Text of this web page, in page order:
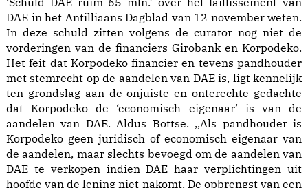
DAE in het Antilliaans Dagblad van 12 november weten.
In deze schuld zitten volgens de curator nog niet de
vorderingen van de financiers Girobank en Korpodeko.
Het feit dat Korpodeko financier en tevens pandhouder
met stemrecht op de aandelen van DAE is, ligt kennelijk
ten grondslag aan de onjuiste en onterechte gedachte
dat Korpodeko de ‘economisch eigenaar’ is van de
aandelen van DAE. Aldus Bottse. ,,Als pandhouder is
Korpodeko geen juridisch of economisch eigenaar van
de aandelen, maar slechts bevoegd om de aandelen van
DAE te verkopen indien DAE haar verplichtingen uit
hoofde van de lening niet nakomt. De opbrengst van een